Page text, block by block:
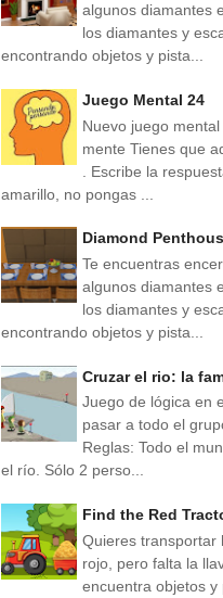
algunos diamantes
los diamantes y
encontrando objetos y pista...
Juego Mental 24
Nuevo juego
mente Tienes que
. Escribe la
amarillo, no pongas ...
Diamond
Te encuentras
algunos diamantes
los diamantes y
encontrando objetos y pista...
Cruzar el rio: la
Juego de lógica en
pasar a todo el
Reglas: Todo el
el río. Sólo 2 perso...
Find the Red
Quieres transportar
rojo, pero falta la
encuentra objetos y